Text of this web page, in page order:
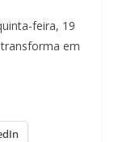
feira, 19
em